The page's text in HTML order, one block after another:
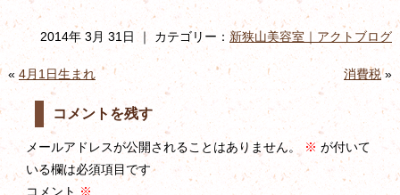
2014年 3月 31日 ｜ カテゴリー：新狭山美容室｜アクトブログ
« 4月1日生まれ 消費税»
コメントを残す
メールアドレスが公開されることはありません。 ※が付いて
いる欄は必須項目です
コメント ※